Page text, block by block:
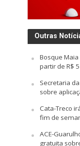
Outras
Bosque
partir de R$
Secretaria
sobre
Cata-Treco
fim de
ACE-
gratuita